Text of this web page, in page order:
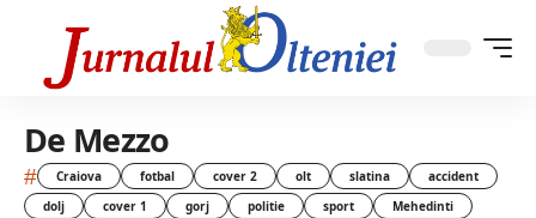
De Mezzo
# Craiova fotbal cover 2 olt slatina
accident
dolj
cover 1 gorj politie sport
Mehedinti